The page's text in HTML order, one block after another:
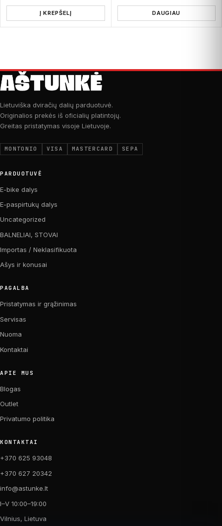
Į KREPŠELĮ DAUGIAU
Lietuviška dviračių dalių parduotuvė.
Originalios prekės iš oficialių platintojų.
Greitas pristatymas visoje Lietuvoje.
MONTONIO VISA MASTERCARD SEPA
PARDUOTUVĖ
E-bike dalys
E-paspirtukų dalys
Uncategorized
BALNELIAI, STOVAI
Importas / Neklasifikuota
Ašys ir konusai
PAGALBA
Pristatymas ir grąžinimas
Servisas
Nuoma
Kontaktai
APIE MUS
Blogas
Outlet
Privatumo politika
KONTAKTAI
+370 625 93048
+370 627 20342
info@astunke.lt
I–V 10:00–19:00
Vilnius, Lietuva